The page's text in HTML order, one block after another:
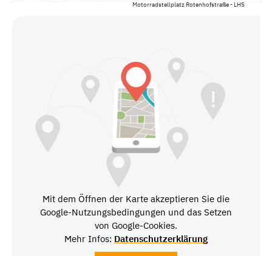
Motorradstellplatz Rotenhofstraße - LHS
Mit dem Öffnen der Karte akzeptieren Sie die
Google-Nutzungsbedingungen und das Setzen
von Google-Cookies.
Mehr Infos: Datenschutzerklärung